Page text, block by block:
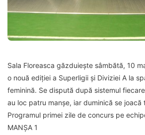
Sala Floreasca găzduiește sâmbătă, 10
o nouă ediției a Superligii și Diviziei A la
feminină. Se dispută după sistemul
au loc patru manșe, iar duminică se joacă
Programul primei zile de concurs pe
MANȘA 1